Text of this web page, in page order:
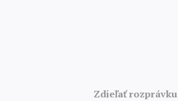
Zdieľať rozprávku